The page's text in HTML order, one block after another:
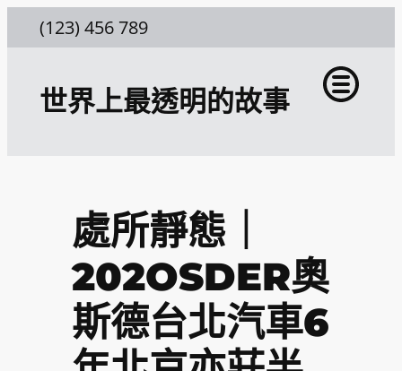
至
(123) 456 789
世界上最透明的故事
處所靜態｜
202OSDER奧
斯德台北汽車6